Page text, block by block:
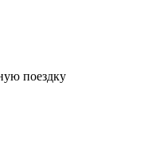
поездку